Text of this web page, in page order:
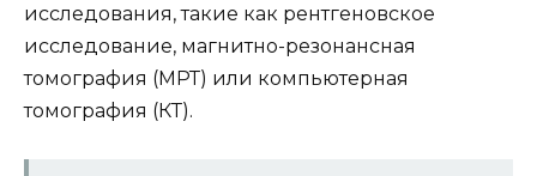
исследования, такие как рентгеновское
исследование, магнитно-резонансная
томография (МРТ) или компьютерная
томография (КТ).